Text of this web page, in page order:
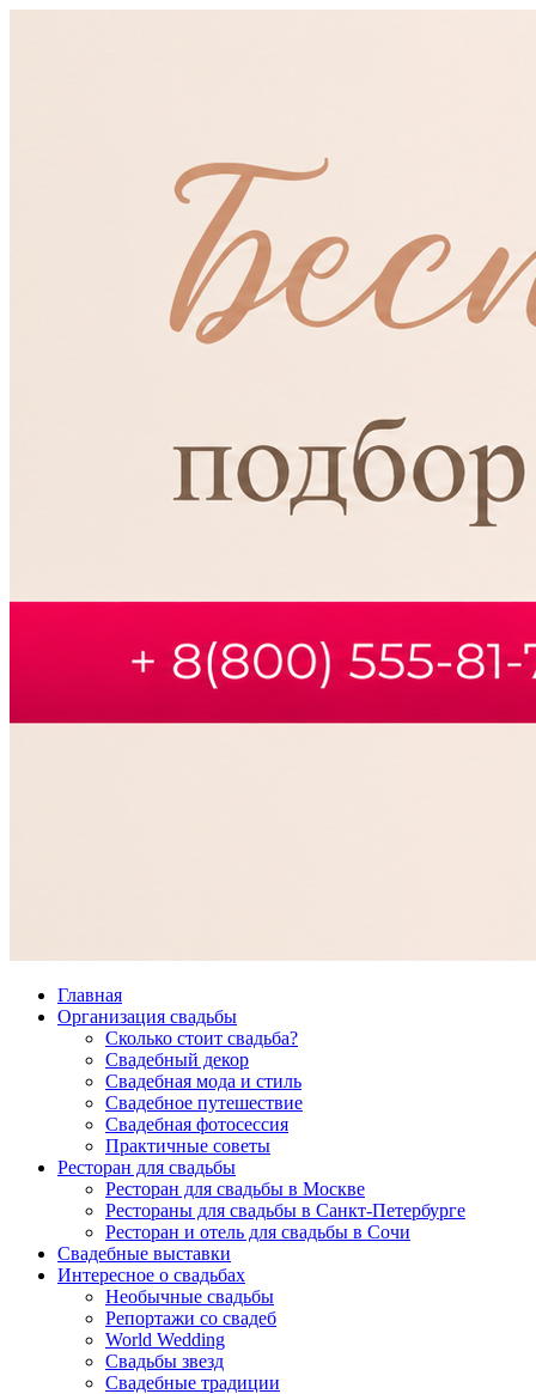
Главная
Организация свадьбы
Сколько стоит свадьба?
Свадебный декор
Свадебная мода и стиль
Свадебное путешествие
Свадебная фотосессия
Практичные советы
Ресторан для свадьбы
Ресторан для свадьбы в Москве
Рестораны для свадьбы в Санкт-Петербурге
Ресторан и отель для свадьбы в Сочи
Свадебные выставки
Интересное о свадьбах
Необычные свадьбы
Репортажи со свадеб
World Wedding
Свадьбы звезд
Свадебные традиции